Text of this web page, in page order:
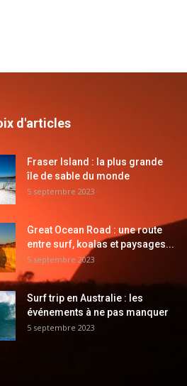
d'articles
Fraser Island : la plus grande
île de sable du monde
5 septembre 2023
Great Ocean Road : une route
entre surf, koalas et paysages...
5 septembre 2023
Surf trip en Australie : les
événements à ne pas manquer
5 septembre 2023